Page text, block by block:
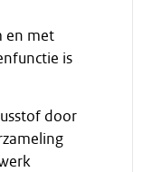
en met
is
door